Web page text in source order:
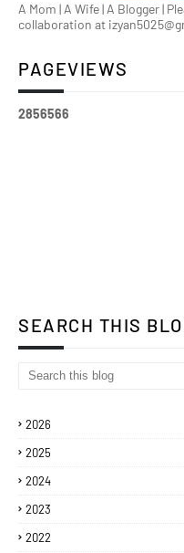
A Mom | A Wife | A Blogger |
collaboration at
PAGEVIEWS
2856566
SEARCH THIS
2026
2025
2024
2023
2022